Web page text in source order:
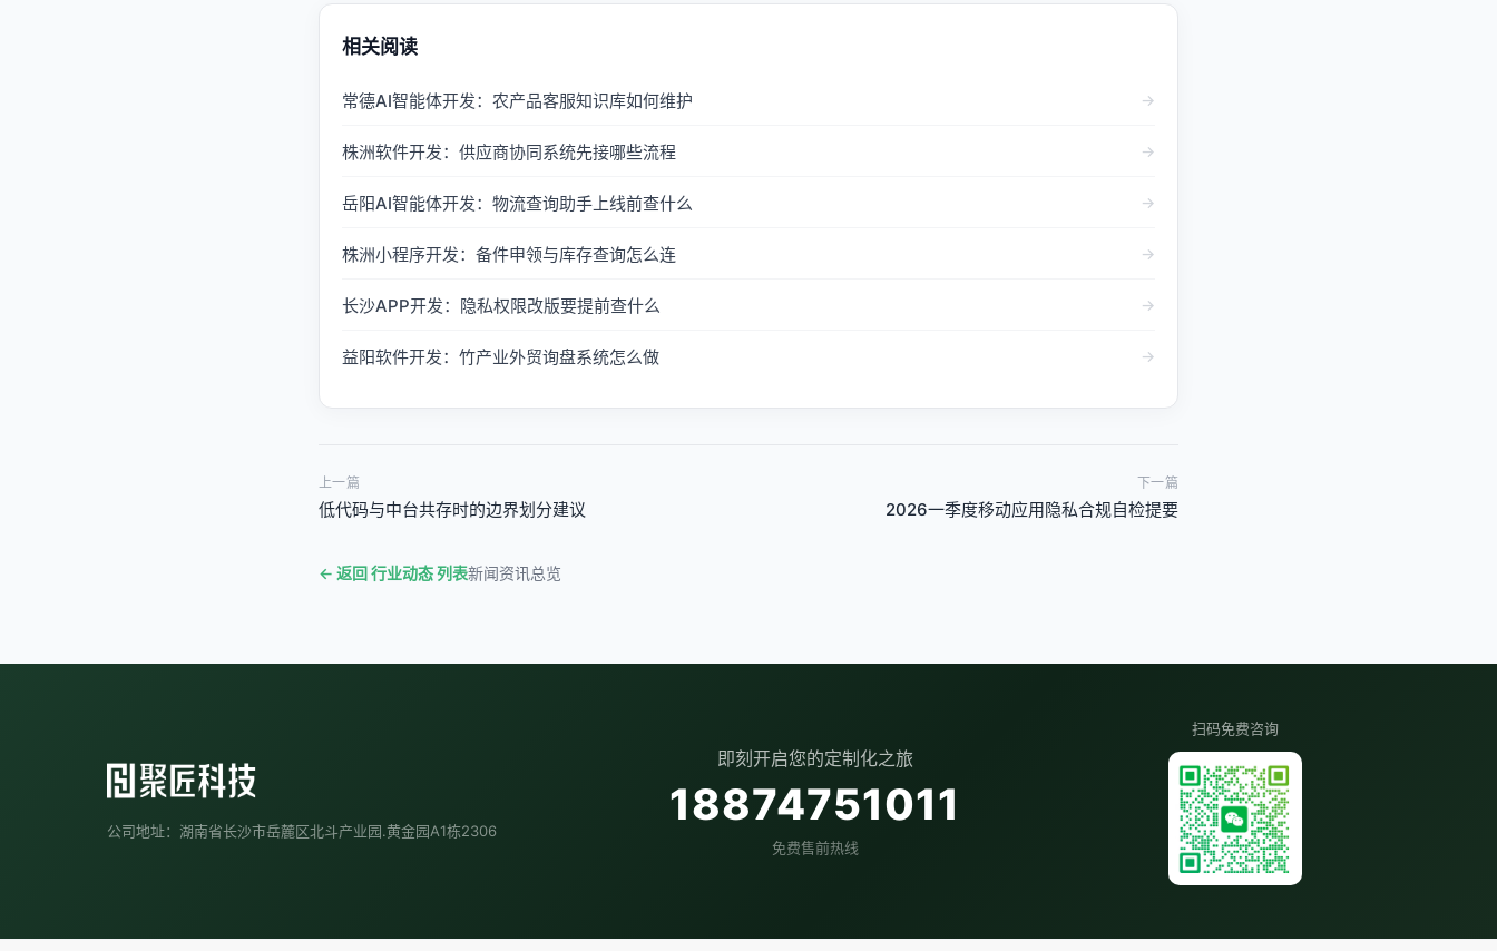
相关阅读
常德AI智能体开发：农产品客服知识库如何维护 →
株洲软件开发：供应商协同系统先接哪些流程 →
岳阳AI智能体开发：物流查询助手上线前查什么 →
株洲小程序开发：备件申领与库存查询怎么连 →
长沙APP开发：隐私权限改版要提前查什么 →
益阳软件开发：竹产业外贸询盘系统怎么做 →
上一篇
低代码与中台共存时的边界划分建议
下一篇
2026一季度移动应用隐私合规自检提要
← 返回 行业动态 列表新闻资讯总览
公司地址：湖南省长沙市岳麓区北斗产业园.黄金园A1栋2306
即刻开启您的定制化之旅
18874751011
免费售前热线
扫码免费咨询